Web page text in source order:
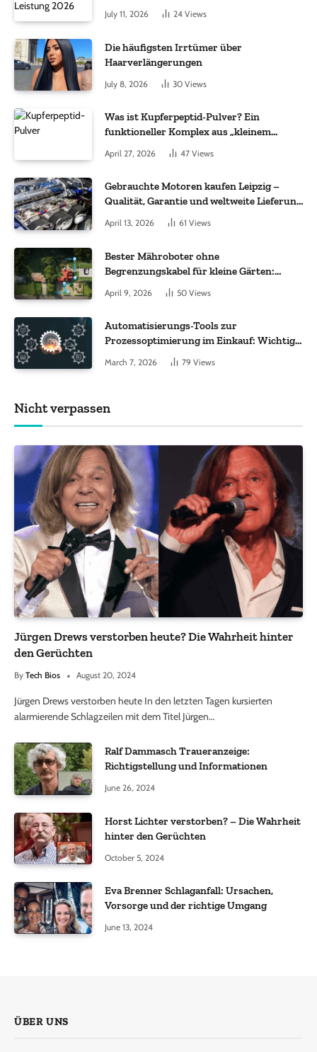
July 11, 2026 24 Views
Die häufigsten Irrtümer über
Haarverlängerungen
July 8, 2026 30 Views
Was ist Kupferpeptid-Pulver? Ein
funktioneller Komplex aus „kleinem
Molekül + Metall“
April 27, 2026 47 Views
Gebrauchte Motoren kaufen Leipzig –
Qualität, Garantie und weltweite Lieferung
April 13, 2026 61 Views
Bester Mähroboter ohne
Begrenzungskabel für kleine Gärten:
Worauf es bei 200 bis 500 m² wirklich
ankommt
April 9, 2026 50 Views
Automatisierungs-Tools zur
Prozessoptimierung im Einkauf: Wichtige
Funktionen, auf die Sie achten sollten
March 7, 2026 79 Views
Nicht verpassen
Jürgen Drews verstorben heute? Die Wahrheit hinter
den Gerüchten
By Tech Bios August 20, 2024
Jürgen Drews verstorben heute In den letzten Tagen kursierten
alarmierende Schlagzeilen mit dem Titel Jürgen…
Ralf Dammasch Traueranzeige:
Richtigstellung und Informationen
June 26, 2024
Horst Lichter verstorben? – Die Wahrheit
hinter den Gerüchten
October 5, 2024
Eva Brenner Schlaganfall: Ursachen,
Vorsorge und der richtige Umgang
June 13, 2024
ÜBER UNS